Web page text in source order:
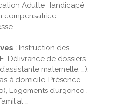
Adulte Handicapé
compensatrice,
…
: Instruction des
Délivrance de dossiers
maternelle, …),
à domicile, Présence
Logements d’urgence ,
…